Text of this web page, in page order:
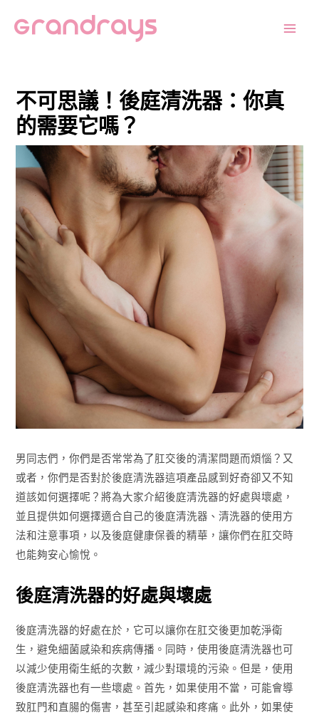
不可思議！後庭清洗器：你真
的需要它嗎？
男同志們，你們是否常常為了肛交後的清潔問題而煩惱？又
或者，你們是否對於後庭清洗器這項產品感到好奇卻又不知
道該如何選擇呢？將為大家介紹後庭清洗器的好處與壞處，
並且提供如何選擇適合自己的後庭清洗器、清洗器的使用方
法和注意事項，以及後庭健康保養的精華，讓你們在肛交時
也能夠安心愉悅。
後庭清洗器的好處與壞處
後庭清洗器的好處在於，它可以讓你在肛交後更加乾淨衛
生，避免細菌感染和疾病傳播。同時，使用後庭清洗器也可
以減少使用衛生紙的次數，減少對環境的污染。但是，使用
後庭清洗器也有一些壞處。首先，如果使用不當，可能會導
致肛門和直腸的傷害，甚至引起感染和疼痛。此外，如果使
navigation